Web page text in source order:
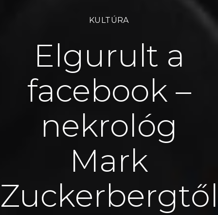
KULTÚRA
Elgurult a
facebook –
nekrológ
Mark
Zuckerbergtől